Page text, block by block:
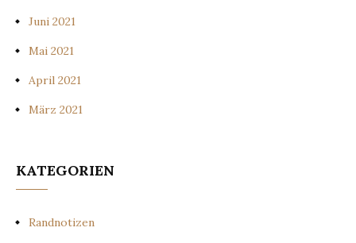
Juni 2021
Mai 2021
April 2021
März 2021
KATEGORIEN
Randnotizen